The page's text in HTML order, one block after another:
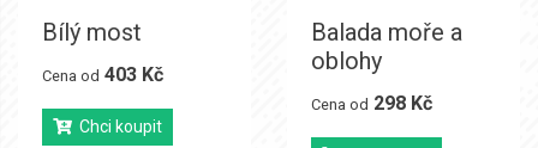
Bílý most
Cena od 403 Kč
Chci koupit
Balada moře a
oblohy
Cena od 298 Kč